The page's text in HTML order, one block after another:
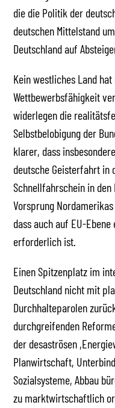
die die Politik der
deutschen Mittelstand
Deutschland auf
Kein westliches Land
Wettbewerbsfähigkeit
widerlegen die
Selbstbelobigung der
klarer, dass
deutsche Geisterfahrt
Schnellfahrschein in
Vorsprung
dass auch auf EU-
erforderlich ist.
Einen Spitzenplatz im
Deutschland nicht mit
Durchhalteparolen
durchgreifenden
der desaströsen
Planwirtschaft,
Sozialsysteme, Abbau
zu marktwirtschaftlich